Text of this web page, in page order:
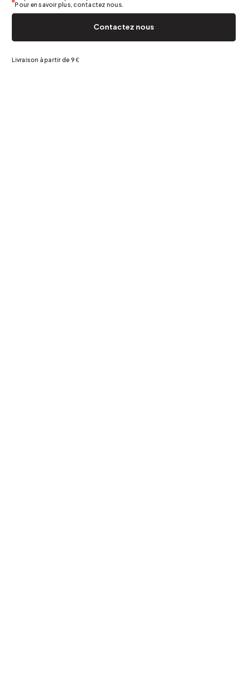
Jardin et terrasse
Rangement de printemps
Pour en savoir plus, contactez nous.
Contactez nous
Livraison à partir de 9 €